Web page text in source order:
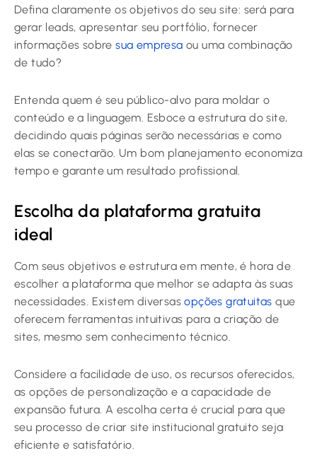
Defina claramente os objetivos do seu site: será para
gerar leads, apresentar seu portfólio, fornecer
informações sobresua empresa ou uma combinação
de tudo?
Entenda quem é seu público-alvo para moldar o
conteúdo e a linguagem. Esboce a estrutura do site,
decidindo quais páginas serão necessárias e como
elas se conectarão. Um bom planejamento economiza
tempo e garante um resultado profissional.
Escolha da plataforma gratuita
ideal
Com seus objetivos e estrutura em mente, é hora de
escolher a plataforma que melhor se adapta às suas
necessidades. Existem diversasopções gratuitas que
oferecem ferramentas intuitivas para a criação de
sites, mesmo sem conhecimento técnico.
Considere a facilidade de uso, os recursos oferecidos,
as opções de personalização e a capacidade de
expansão futura. A escolha certa é crucial para que
seu processo de criar site institucional gratuito seja
eficiente e satisfatório.